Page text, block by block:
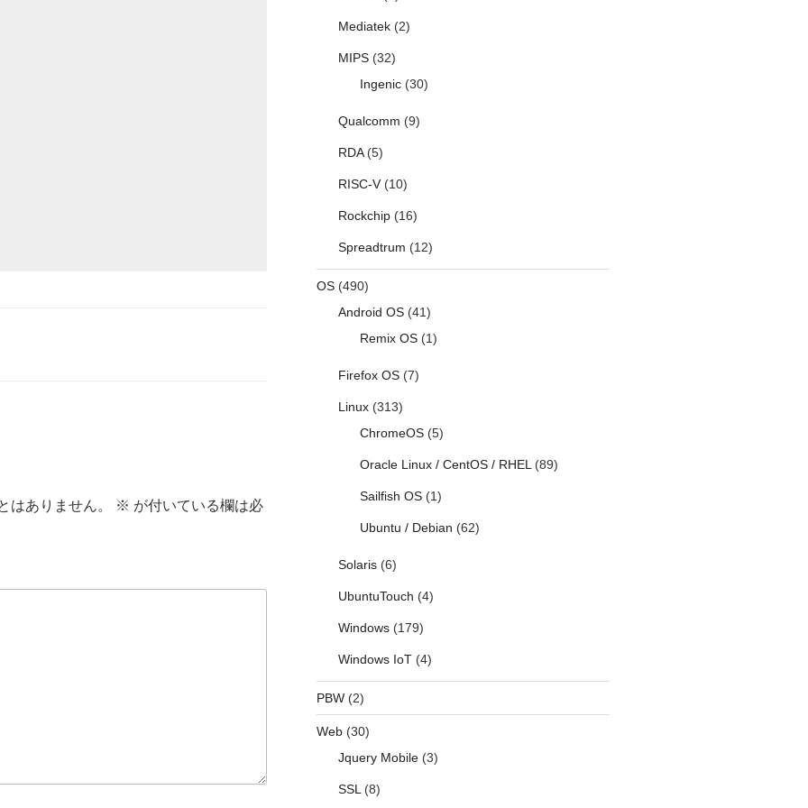
はありません。 ※ が付いている欄は必
Mediatek(2)
MIPS(32)
Ingenic(30)
Qualcomm (9)
RDA(5)
RISC-V(10)
Rockchip(16)
Spreadtrum (12)
OS(490)
Android OS(41)
Remix OS(1)
Firefox OS(7)
Linux(313)
ChromeOS(5)
Oracle Linux / CentOS / RHEL(89)
Sailfish OS(1)
Ubuntu / Debian (62)
Solaris(6)
UbuntuTouch (4)
Windows(179)
Windows IoT(4)
PBW(2)
Web(30)
Jquery Mobile(3)
SSL(8)